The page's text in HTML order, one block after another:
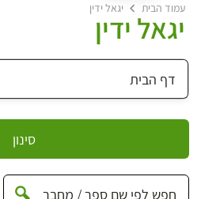
עמוד הבית יגאל ידין
יגאל ידין
סינון